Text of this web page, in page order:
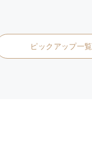
ピックアップ一覧